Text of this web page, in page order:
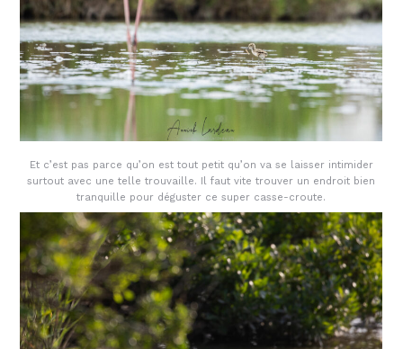
Et c’est pas parce qu’on est tout petit qu’on va se laisser intimider
surtout avec une telle trouvaille. Il faut vite trouver un endroit bien
tranquille pour déguster ce super casse-croute.